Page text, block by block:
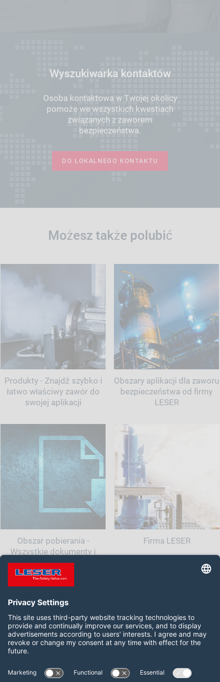
Wyszukiwarka kontaktów
Osoba kontaktowa w Twojej okolicy
pomoże we wszystkich kwestiach
związanych z zaworem
bezpieczeństwa.
DO LOKALNEGO KONTAKTU
Możesz także polubić
Produkty - Znajdź szybko i
łatwo właściwy zawór do
swojej aplikacji
Obszary aplikacji dla zaworu
bezpieczeństwa od firmy
LESER
Obszar pobierania -
Wszystkie dokumenty i
informacje dla Twojego
zaworu bezpieczeństwa
Firma LESER
Follow us on:
LinkedIn YouTube